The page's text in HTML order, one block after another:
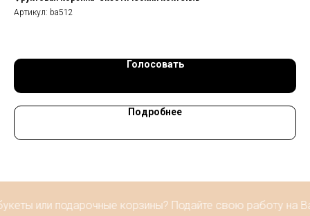
Артикул: ba512
Голосовать
Подробнее
или подарочные корзины? Подайте свою работу на